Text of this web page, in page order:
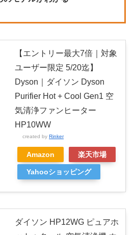
【エントリー最大7倍｜対象
ユーザー限定 5/20迄】
Dyson｜ダイソン Dyson
Purifier Hot + Cool Gen1 空
気清浄ファンヒーター
HP10WW
created by Rinker
Amazon 楽天市場
Yahooショッピング
ダイソン HP12WG ピュアホ